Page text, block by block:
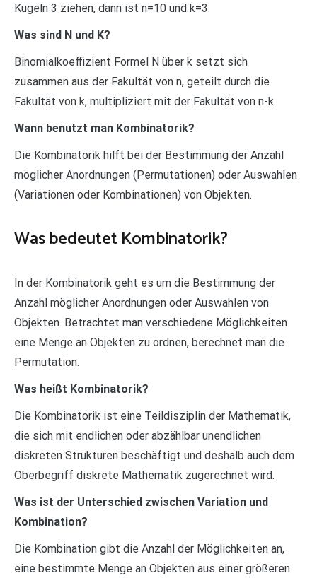
Kugeln 3 ziehen, dann ist n=10 und k=3.
Was sind N und K?
Binomialkoeffizient Formel N über k setzt sich
zusammen aus der Fakultät von n, geteilt durch die
Fakultät von k, multipliziert mit der Fakultät von n-k.
Wann benutzt man Kombinatorik?
Die Kombinatorik hilft bei der Bestimmung der Anzahl
möglicher Anordnungen (Permutationen) oder Auswahlen
(Variationen oder Kombinationen) von Objekten.
Was bedeutet Kombinatorik?
In der Kombinatorik geht es um die Bestimmung der
Anzahl möglicher Anordnungen oder Auswahlen von
Objekten. Betrachtet man verschiedene Möglichkeiten
eine Menge an Objekten zu ordnen, berechnet man die
Permutation.
Was heißt Kombinatorik?
Die Kombinatorik ist eine Teildisziplin der Mathematik,
die sich mit endlichen oder abzählbar unendlichen
diskreten Strukturen beschäftigt und deshalb auch dem
Oberbegriff diskrete Mathematik zugerechnet wird.
Was ist der Unterschied zwischen Variation und
Kombination?
Die Kombination gibt die Anzahl der Möglichkeiten an,
eine bestimmte Menge an Objekten aus einer größeren